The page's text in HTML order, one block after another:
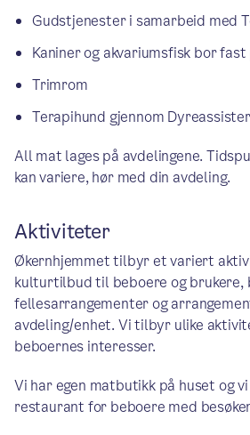
Gudstjenester i samarbeid med
Kaniner og akvariumsfisk bor
Trimrom
Terapihund gjennom
All mat lages på avdelingene.
kan variere, hør med din avdeling.
Aktiviteter
Økernhjemmet tilbyr et variert
kulturtilbud til beboere og brukere,
fellesarrangementer og
avdeling/enhet. Vi tilbyr ulike
beboernes interesser.
Vi har egen matbutikk på huset og
restaurant for beboere med